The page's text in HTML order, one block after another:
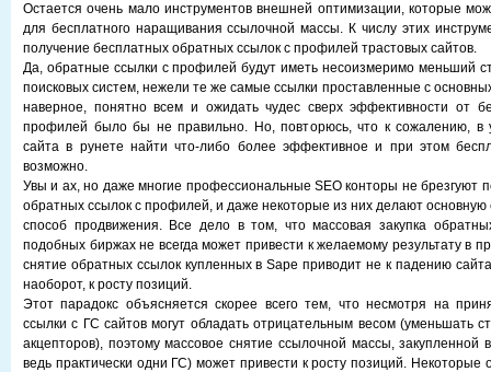
Остается очень мало инструментов внешней оптимизации, которые
для бесплатного наращивания ссылочной массы. К числу этих
получение бесплатных обратных ссылок с профилей трастовых сайтов.
Да, обратные ссылки с профилей будут иметь несоизмеримо меньший
поисковых систем, нежели те же самые ссылки проставленные с
наверное, понятно всем и ожидать чудес сверх эффективности от
профилей было бы не правильно. Но, повторюсь, что к сожалению, в
сайта в рунете найти что-либо более эффективное и при этом
возможно.
Увы и ах, но даже многие профессиональные SEO конторы не брезгуют
обратных ссылок с профилей, и даже некоторые из них делают основную
способ продвижения. Все дело в том, что массовая закупка
подобных биржах не всегда может привести к желаемому результату в
снятие обратных ссылок купленных в Sape приводит не к падению
наоборот, к росту позиций.
Этот парадокс объясняется скорее всего тем, что несмотря на
ссылки с ГС сайтов могут обладать отрицательным весом (уменьшать
акцепторов), поэтому массовое снятие ссылочной массы, закупленной
ведь практически одни ГС) может привести к росту позиций. Некоторые